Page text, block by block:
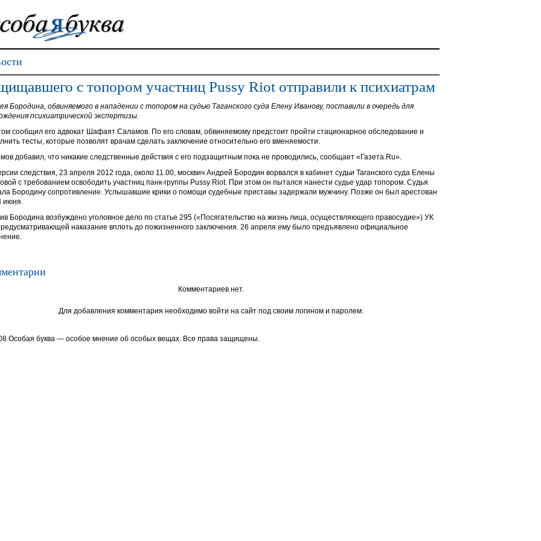
с топором участниц Pussy Riot отправили к психиатрам
Бородина, обвиняемого в нападении с топором на судью Таганского суда Елену Иванову, поставили в очередь для
психиатрической экспертизы.
сообщил его адвокат Шафаят Саламов. По его словам, обвиняемому предстоит пройти стационарное обследование и
тесты, которые позволят врачам сделать заключение относительно его вменяемости.
добавил, что никакие следственные действия с его подзащитным пока не проводились, сообщает «Газета.Ru».
следствия, 23 апреля 2012 года, около 11.00, москвич Андрей Бородин ворвался в кабинет судьи Таганского суда Елены
с требованием освободить участниц панк-группы Pussy Riot. При этом он пытался нанести судье удар топором. Судья
Бородину сопротивление. Услышавшие крики о помощи судебные приставы задержали мужчину. Позже он был арестован
июня.
Бородина возбуждено уголовное дело по статье 295 («Посягательство на жизнь лица, осуществляющего правосудие») УК
наказание вплоть до пожизненного заключения. 26 апреля ему было предъявлено официальное
Комментариев нет.
Для добавления комментария необходимо войти на сайт под своим логином и паролем.
Особая буква — особое мнение об особых вещах. Все права защищены.